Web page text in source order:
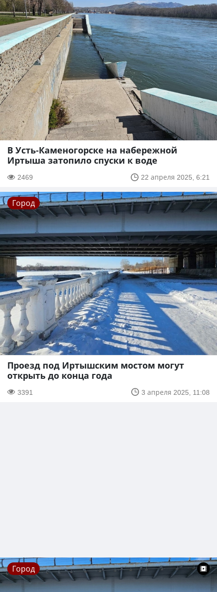
В Усть-Каменогорске на набережной
Иртыша затопило спуски к воде
2469 22 апреля 2025, 6:21
Город
Проезд под Иртышским мостом могут
открыть до конца года
3391 3 апреля 2025, 11:08
Город